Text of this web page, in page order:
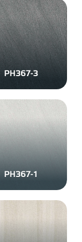
PH367-3
PH367-1